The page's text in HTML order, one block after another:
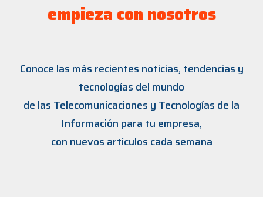
empieza con nosotros
Conoce las más recientes noticias, tendencias y
tecnologías del mundo
de las Telecomunicaciones y Tecnologías de la
Información para tu empresa,
con nuevos artículos cada semana